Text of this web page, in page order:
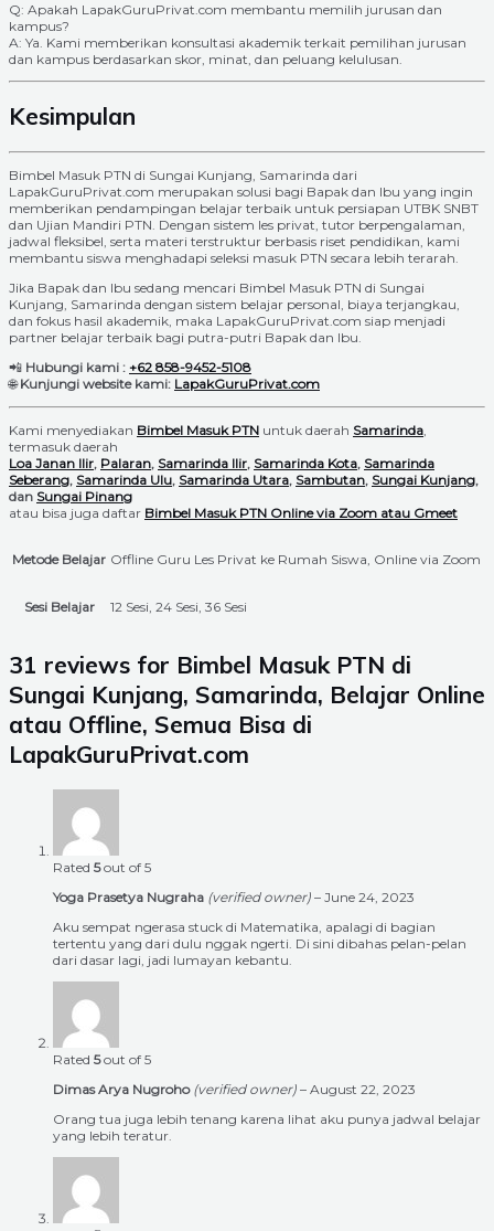
Q: Apakah LapakGuruPrivat.com membantu memilih jurusan dan
kampus?
A: Ya. Kami memberikan konsultasi akademik terkait pemilihan jurusan
dan kampus berdasarkan skor, minat, dan peluang kelulusan.
Kesimpulan
Bimbel Masuk PTN di Sungai Kunjang, Samarinda dari
LapakGuruPrivat.com merupakan solusi bagi Bapak dan Ibu yang ingin
memberikan pendampingan belajar terbaik untuk persiapan UTBK SNBT
dan Ujian Mandiri PTN. Dengan sistem les privat, tutor berpengalaman,
jadwal fleksibel, serta materi terstruktur berbasis riset pendidikan, kami
membantu siswa menghadapi seleksi masuk PTN secara lebih terarah.
Jika Bapak dan Ibu sedang mencari Bimbel Masuk PTN di Sungai
Kunjang, Samarinda dengan sistem belajar personal, biaya terjangkau,
dan fokus hasil akademik, maka LapakGuruPrivat.com siap menjadi
partner belajar terbaik bagi putra-putri Bapak dan Ibu.
📲 Hubungi kami : +62 858-9452-5108
🌐Kunjungi website kami: LapakGuruPrivat.com
Kami menyediakan Bimbel Masuk PTN untuk daerah Samarinda
termasuk daerah
Loa Janan Ilir, Palaran, Samarinda Ilir, Samarinda Kota, Samarinda
Seberang, Samarinda Ulu, Samarinda Utara, Sambutan, Sungai Kunjang,
dan Sungai Pinang
atau bisa juga daftar Bimbel Masuk PTN Online via Zoom atau Gmeet
Metode Belajar Offline Guru Les Privat ke Rumah Siswa, Online via Zoom
Sesi Belajar 12 Sesi, 24 Sesi, 36 Sesi
31 reviews for Bimbel Masuk PTN di
Sungai Kunjang, Samarinda, Belajar Online
atau Offline, Semua Bisa di
LapakGuruPrivat.com
Rated 5out of 5
Yoga Prasetya Nugraha (verified owner) – June 24, 2023
Aku sempat ngerasa stuck di Matematika, apalagi di bagian
tertentu yang dari dulu nggak ngerti. Di sini dibahas pelan-pelan
dari dasar lagi, jadi lumayan kebantu.
Rated 5out of 5
Dimas Arya Nugroho (verified owner) – August 22, 2023
Orang tua juga lebih tenang karena lihat aku punya jadwal belajar
yang lebih teratur.